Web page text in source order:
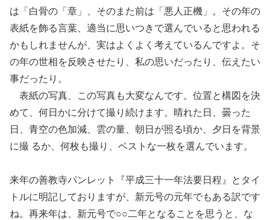
は「白骨の「章」、そのまた前は「悪人正機」。その年の
表紙を飾る言葉、適当に思いつきで選んでいると思われる
かもしれませんが、実はよくよく考えているんですよ。そ
の年の世相を反映させたり、私の思いだったり、伝えたい
事だったり。
表紙の写真、この写真も大変なんです。位置と構図を決
めて、何日かに分けて撮り続けます。晴れた日、曇った
日、青空の色加減、雲の量、朝日が照る頃か、夕日を背景
に撮 るか、何枚も撮り、ベストな一枚を選んでいます。
来年の善教寺パンレット『平成三十一年法要日程』とタイ
トルに明記しておりますが、新元号の元年でもある訳です
ね。再来年は、新元号で○○二年となることを思うと、な